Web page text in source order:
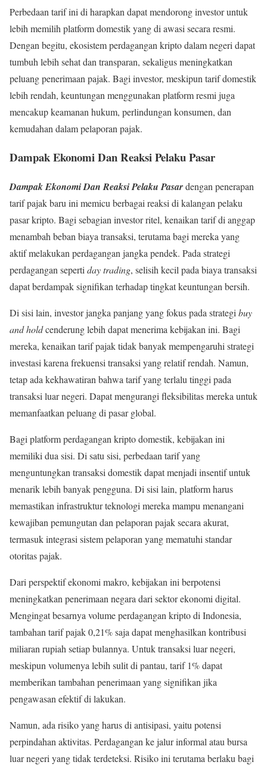
Perbedaan tarif ini di harapkan dapat mendorong investor untuk
lebih memilih platform domestik yang di awasi secara resmi.
Dengan begitu, ekosistem perdagangan kripto dalam negeri dapat
tumbuh lebih sehat dan transparan, sekaligus meningkatkan
peluang penerimaan pajak. Bagi investor, meskipun tarif domestik
lebih rendah, keuntungan menggunakan platform resmi juga
mencakup keamanan hukum, perlindungan konsumen, dan
kemudahan dalam pelaporan pajak.
Dampak Ekonomi Dan Reaksi Pelaku Pasar
Dampak Ekonomi Dan Reaksi Pelaku Pasardengan penerapan
tarif pajak baru ini memicu berbagai reaksi di kalangan pelaku
pasar kripto. Bagi sebagian investor ritel, kenaikan tarif di anggap
menambah beban biaya transaksi, terutama bagi mereka yang
aktif melakukan perdagangan jangka pendek. Pada strategi
perdagangan seperti day trading, selisih kecil pada biaya transaksi
dapat berdampak signifikan terhadap tingkat keuntungan bersih.
Di sisi lain, investor jangka panjang yang fokus pada strategi buy
and holdcenderung lebih dapat menerima kebijakan ini. Bagi
mereka, kenaikan tarif pajak tidak banyak mempengaruhi strategi
investasi karena frekuensi transaksi yang relatif rendah. Namun,
tetap ada kekhawatiran bahwa tarif yang terlalu tinggi pada
transaksi luar negeri. Dapat mengurangi fleksibilitas mereka untuk
memanfaatkan peluang di pasar global.
Bagi platform perdagangan kripto domestik, kebijakan ini
memiliki dua sisi. Di satu sisi, perbedaan tarif yang
menguntungkan transaksi domestik dapat menjadi insentif untuk
menarik lebih banyak pengguna. Di sisi lain, platform harus
memastikan infrastruktur teknologi mereka mampu menangani
kewajiban pemungutan dan pelaporan pajak secara akurat,
termasuk integrasi sistem pelaporan yang mematuhi standar
otoritas pajak.
Dari perspektif ekonomi makro, kebijakan ini berpotensi
meningkatkan penerimaan negara dari sektor ekonomi digital.
Mengingat besarnya volume perdagangan kripto di Indonesia,
tambahan tarif pajak 0,21% saja dapat menghasilkan kontribusi
miliaran rupiah setiap bulannya. Untuk transaksi luar negeri,
meskipun volumenya lebih sulit di pantau, tarif 1% dapat
memberikan tambahan penerimaan yang signifikan jika
pengawasan efektif di lakukan.
Namun, ada risiko yang harus di antisipasi, yaitu potensi
perpindahan aktivitas. Perdagangan ke jalur informal atau bursa
luar negeri yang tidak terdeteksi. Risiko ini terutama berlaku bagi